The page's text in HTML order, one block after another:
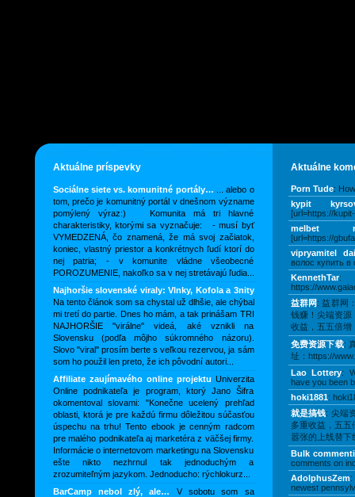
Aktuálne príspevky
Sociálne siete vs. komunitné portály… ... alebo o
tom, prečo je komunitný portál v dnešnom význame
pomýlený výraz:) Komunita má tri hlavné
charakteristiky, ktorými sa vyznačuje: - musí byť
VYMEDZENÁ, čo znamená, že má svoj začiatok,
koniec, vlastný priestor a konkrétnych ľudí ktorí do
nej patria; - v komunite vládne všeobecné
POROZUMENIE, nakoľko sa v nej stretávajú ľudia...
Najhoršie slovenské viraly: Vlnky, Kofola a 3nity
Na tento článok som sa chystal už dlhšie, ale chýbal
mi tretí do partie. Dnes ho mám, a tak prinášam TRI
NAJHORŠIE "virálne" videá, aké vznikli na
Slovensku (podľa môjho súkromného názoru).
Slovo "viral" prosím berte s veľkou rezervou, ja sám
som ho použil len preto, že ich pôvodní autori...
Affiliate zaujímavého online projektu Univerzita
Online podnikateľa je program, ktorý Jano Šifra
okomentoval slovami: "Konečne ucelený prehľad
oblasti, ktorá je pre každú firmu dôležitou súčasťou
úspechu na trhu! Tento ebook je cenným radcom
pre malého podnikateľa aj marketéra z väčšej firmy.
Informácie o internetovom marketingu na Slovensku
ešte nikto nezhrnul tak jednoduchým a
zrozumiteľným jazykom. Jednoducho: rýchlokurz...
BarCamp nebol zlý, ale…
V sobotu som sa
Aktuálne
Porn Tude:
kypit
[url=https://
melbet
[url=https://
vipryamitel
волос купить
KennethTar:
https://
益群网 : 益群网
钱赚！尖端资源
收益，五五倍增
免费资源下载:
址：https://
Lao Lottery:
have you been
hoki1881:
就是搞钱: 尖端
多重收益，五五
嚣张的上线替下
Bulk
comments on
AdolphusZem:
newest